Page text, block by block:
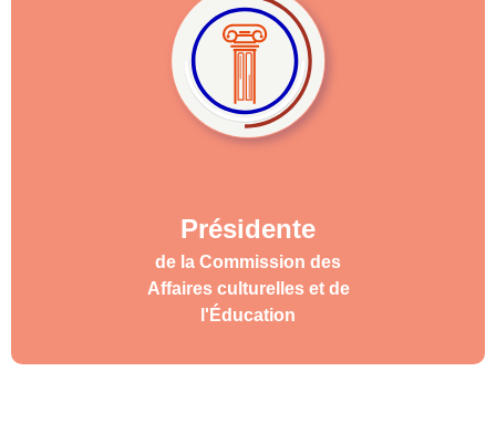
Présidente
de la Commission des
Affaires culturelles et de
l'Éducation